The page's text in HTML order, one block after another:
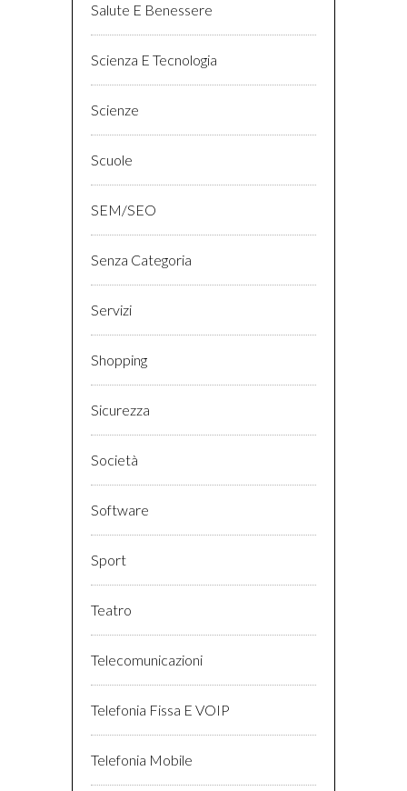
Salute E Benessere
Scienza E Tecnologia
Scienze
Scuole
SEM/SEO
Senza Categoria
Servizi
Shopping
Sicurezza
Società
Software
Sport
Teatro
Telecomunicazioni
Telefonia Fissa E VOIP
Telefonia Mobile